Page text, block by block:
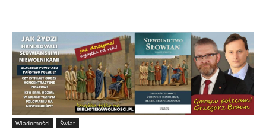
Wiadomości Świat